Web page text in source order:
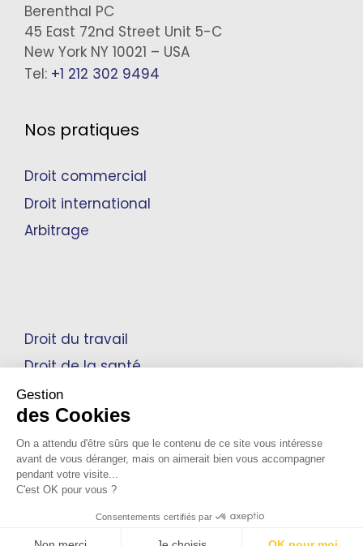
Berenthal PC
45 East 72nd Street Unit 5-C
New York NY 10021 – USA
Tel: +1 212 302 9494
Nos pratiques
Droit commercial
Droit international
Arbitrage
Droit du travail
Droit de la santé
Propriété intellectuelle
Notre Politique de confidentialité
Gestion
des Cookies
On a attendu d'être sûrs que le contenu de ce site vous intéresse
avant de vous déranger, mais on aimerait bien vous accompagner
pendant votre visite...
C'est OK pour vous ?
Consentements certifiés par